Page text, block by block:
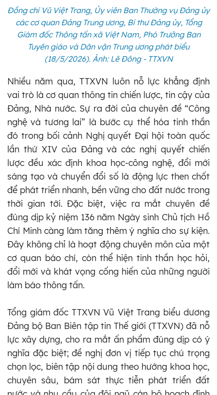
Đồng chí Vũ Việt Trang, Ủy viên Ban Thường vụ Đảng ủy
các cơ quan Đảng Trung ương, Bí thư Đảng ủy, Tổng
Giám đốc Thông tấn xã Việt Nam, Phó Trưởng Ban
Tuyên giáo và Dân vận Trung ương phát biểu
(18/5/2026). Ảnh: Lê Đông - TTXVN
Nhiều năm qua, TTXVN luôn nỗ lực khẳng định
vai trò là cơ quan thông tin chiến lược, tin cậy của
Đảng, Nhà nước. Sự ra đời của chuyên đề “Công
nghệ và tương lai” là bước cụ thể hóa tinh thần
đó trong bối cảnh Nghị quyết Đại hội toàn quốc
lần thứ XIV của Đảng và các nghị quyết chiến
lược đều xác định khoa học-công nghệ, đổi mới
sáng tạo và chuyển đổi số là động lực then chốt
để phát triển nhanh, bền vững cho đất nước trong
thời gian tới. Đặc biệt, việc ra mắt chuyên đề
đúng dịp kỷ niệm 136 năm Ngày sinh Chủ tịch Hồ
Chí Minh càng làm tăng thêm ý nghĩa cho sự kiện.
Đây không chỉ là hoạt động chuyên môn của một
cơ quan báo chí, còn thể hiện tinh thần học hỏi,
đổi mới và khát vọng cống hiến của những người
làm báo thông tấn.
Tổng giám đốc TTXVN Vũ Việt Trang biểu dương
Đảng bộ Ban Biên tập tin Thế giới (TTXVN) đã nỗ
lực xây dựng, cho ra mắt ấn phẩm đúng dịp có ý
nghĩa đặc biệt; đề nghị đơn vị tiếp tục chú trọng
chọn lọc, biên tập nội dung theo hướng khoa học,
chuyên sâu, bám sát thực tiễn phát triển đất